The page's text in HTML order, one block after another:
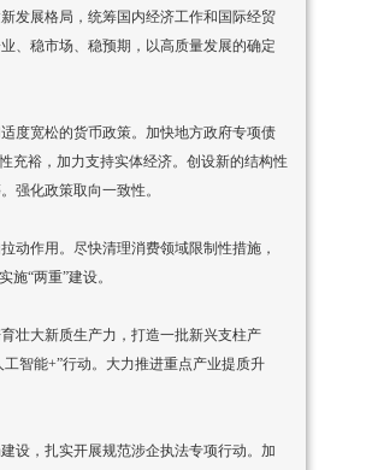
发展格局，统筹国内经济工作和国际经贸
、稳市场、稳预期，以高质量发展的确定
度宽松的货币政策。加快地方政府专项债
充裕，加力支持实体经济。创设新的结构性
强化政策取向一致性。
动作用。尽快清理消费领域限制性措施，
“两重”建设。
壮大新质生产力，打造一批新兴支柱产
智能+”行动。大力推进重点产业提质升
设，扎实开展规范涉企执法专项行动。加